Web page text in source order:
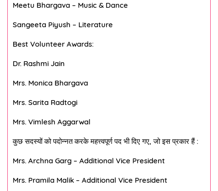
Meetu Bhargava – Music & Dance
Sangeeta Piyush – Literature
Best Volunteer Awards:
Dr. Rashmi Jain
Mrs. Monica Bhargava
Mrs. Sarita Radtogi
Mrs. Vimlesh Aggarwal
कुछ सदस्यों को पदोन्नत करके महत्त्वपूर्ण पद भी दिए गए,जो इस प्रकार हैं:
Mrs. Archna Garg – Additional Vice President
Mrs. Pramila Malik – Additional Vice President